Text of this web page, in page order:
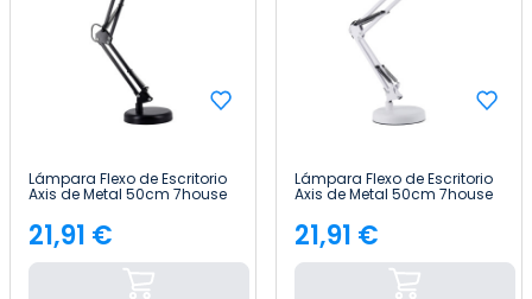
Lámpara Flexo de Escritorio
Axis de Metal 50cm 7house
Precio
21,91 €
Lámpara Flexo de Escritorio
Axis de Metal 50cm 7house
Precio
21,91 €